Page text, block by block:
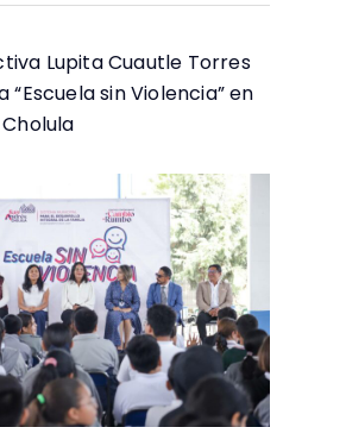
Lupita Cuautle Torres
sin Violencia” en